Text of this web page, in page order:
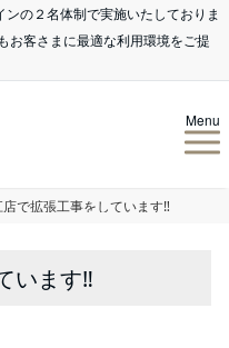
の２名体制で実施いたしておりま
お客さまに最適な利用環境をご提
Menu
で拡張工事をしています‼
います‼